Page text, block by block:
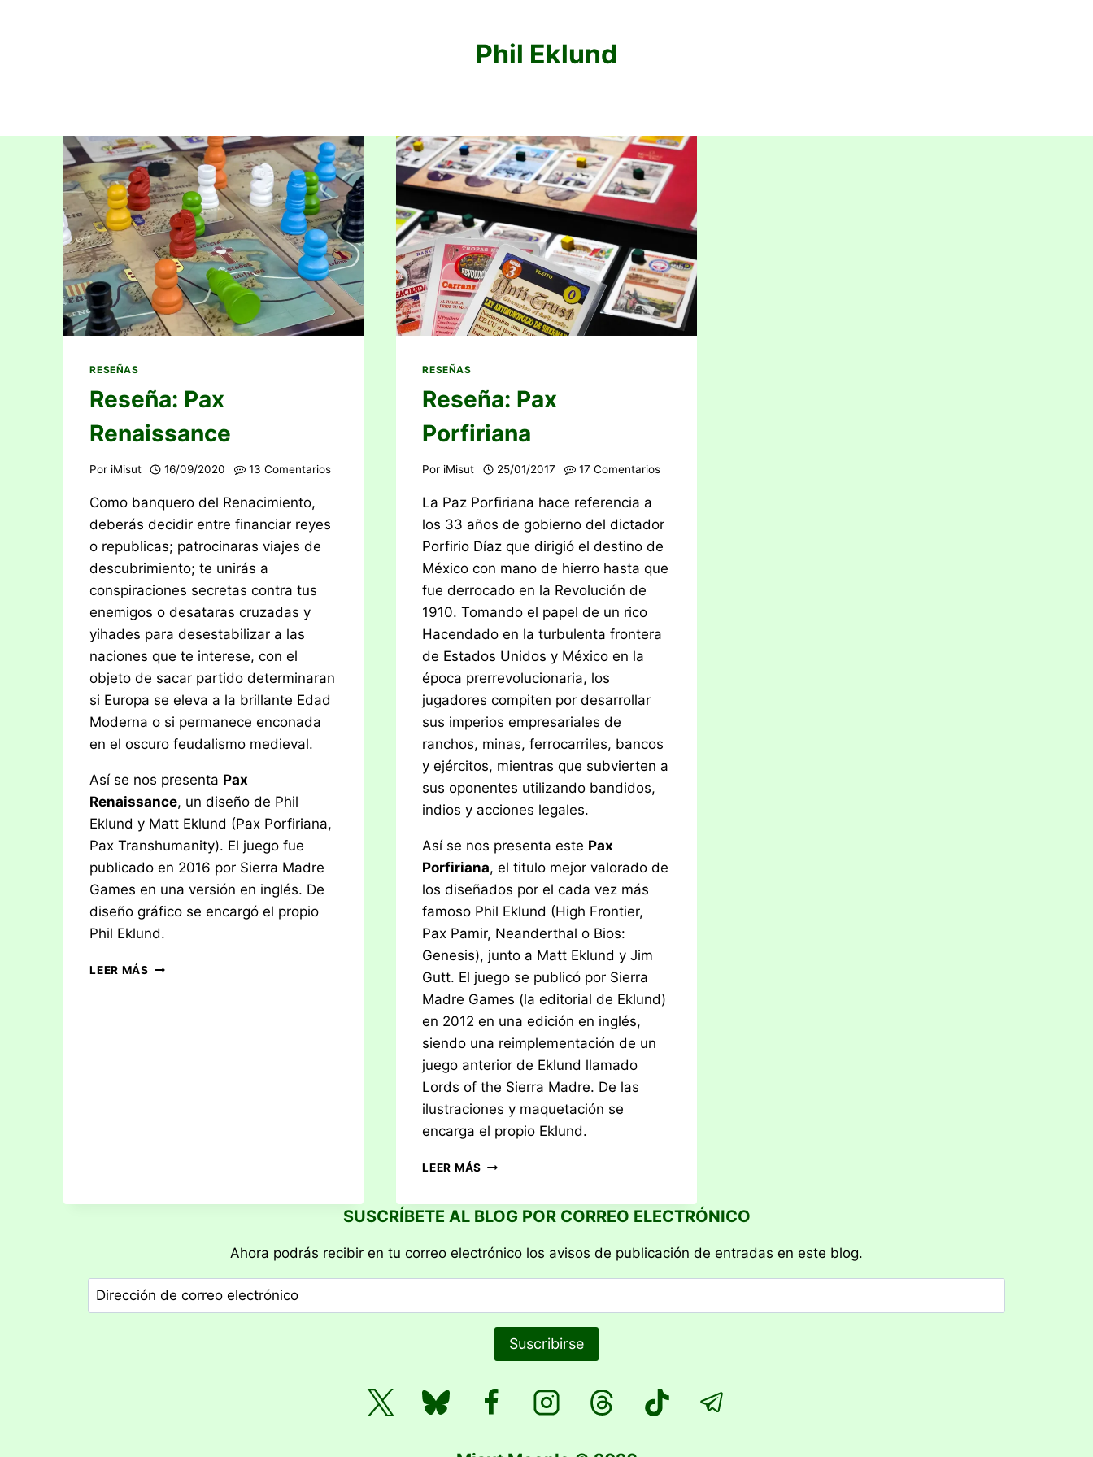
Phil Eklund
RESEÑAS
Reseña: Pax
Renaissance
Por iMisut 16/09/2020 13 Comentarios
Como banquero del Renacimiento,
deberás decidir entre financiar reyes
o republicas; patrocinaras viajes de
descubrimiento; te unirás a
conspiraciones secretas contra tus
enemigos o desataras cruzadas y
yihades para desestabilizar a las
naciones que te interese, con el
objeto de sacar partido determinaran
si Europa se eleva a la brillante Edad
Moderna o si permanece enconada
en el oscuro feudalismo medieval.
Así se nos presenta Pax
Renaissance, un diseño de Phil
Eklund y Matt Eklund (Pax Porfiriana,
Pax Transhumanity). El juego fue
publicado en 2016 por Sierra Madre
Games en una versión en inglés. De
diseño gráfico se encargó el propio
Phil Eklund.
LEER MÁS RESEÑA:
RESEÑAS
Reseña: Pax
Porfiriana
Por iMisut 25/01/2017 17 Comentarios
La Paz Porfiriana hace referencia a
los 33 años de gobierno del dictador
Porfirio Díaz que dirigió el destino de
México con mano de hierro hasta que
fue derrocado en la Revolución de
1910. Tomando el papel de un rico
Hacendado en la turbulenta frontera
de Estados Unidos y México en la
época prerrevolucionaria, los
jugadores compiten por desarrollar
sus imperios empresariales de
ranchos, minas, ferrocarriles, bancos
y ejércitos, mientras que subvierten a
sus oponentes utilizando bandidos,
indios y acciones legales.
Así se nos presenta este Pax
Porfiriana, el titulo mejor valorado de
los diseñados por el cada vez más
famoso Phil Eklund (High Frontier,
Pax Pamir, Neanderthal o Bios:
Genesis), junto a Matt Eklund y Jim
Gutt. El juego se publicó por Sierra
Madre Games (la editorial de Eklund)
en 2012 en una edición en inglés,
siendo una reimplementación de un
juego anterior de Eklund llamado
Lords of the Sierra Madre. De las
ilustraciones y maquetación se
encarga el propio Eklund.
LEER MÁS RESEÑA:
SUSCRÍBETE AL BLOG POR CORREO ELECTRÓNICO
Ahora podrás recibir en tu correo electrónico los avisos de publicación de entradas en este blog.
Dirección
de
Suscribirse